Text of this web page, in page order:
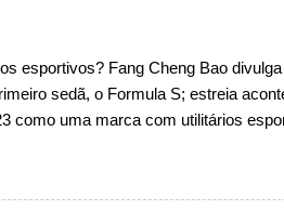
contará com um novo para-choque
do logotipo e dos faróis. Ele ainda
do vinco e uma nova entrada de ar
esportivos? Fang Cheng Bao
sedã, o Formula S; estreia
como uma marca com utilitários
road. E isso funcionou muito bem
do Tai 3 e Tai 7. Agora, a marca